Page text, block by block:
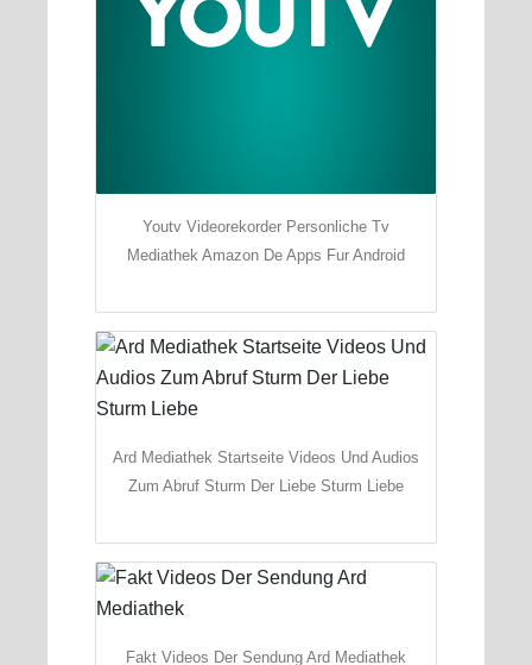
Youtv Videorekorder Personliche Tv
Mediathek Amazon De Apps Fur Android
Ard Mediathek Startseite Videos Und Audios
Zum Abruf Sturm Der Liebe Sturm Liebe
Fakt Videos Der Sendung Ard Mediathek